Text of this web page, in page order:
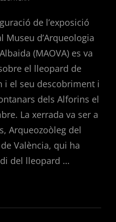
de l’exposició
Museu d’Arqueologia
(MAOVA) es va
el lleopard de
i el seu descobriment i
dels Alforins el
La xerrada va ser a
Arqueozoòleg del
València, qui ha
del lleopard …